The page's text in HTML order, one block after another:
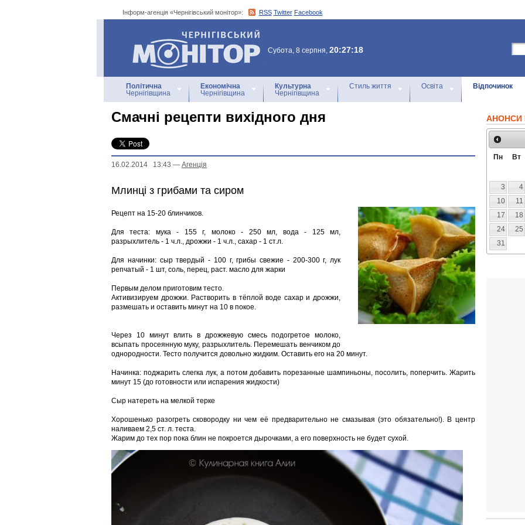
Інформ-агенція «Чернігівський монітор»: RSS Twitter Facebook
Інформ-агенція
«Чернігівський монітор»
Субота, 8 серпня, 20:27:18
Політична
Чернігівщина
Економічна
Чернігівщина
Культурна
Чернігівщина
Стиль життя Освіта Відпочинок
Смачні рецепти вихідного дня
16.02.2014 13:43 — Агенцiя
Млинці з грибами та сиром
Рецепт на 15-20 блинчиков.
Для теста: мука - 155 г, молоко - 250 мл, вода - 125 мл,
разрыхлитель - 1 ч.л., дрожжи - 1 ч.л., сахар - 1 ст.л.
Для начинки: сыр твердый - 100 г, грибы свежие - 200-300 г, лук
репчатый - 1 шт, соль, перец, раст. масло для жарки
Первым делом приготовим тесто.
Активизируем дрожжи. Растворить в тёплой воде сахар и дрожжи,
размешать и оставить минут на 10 в покое.
Через 10 минут влить в дрожжевую смесь подогретое молоко,
всыпать просеянную муку, разрыхлитель. Перемешать венчиком до
однородности. Тесто получится довольно жидким. Оставить его на 20 минут.
Начинка: поджарить слегка лук, а потом добавить порезанные шампиньоны, посолить, поперчить. Жарить
минут 15 (до готовности или испарения жидкости)
Сыр натереть на мелкой терке
Хорошенько разогреть сковородку ни чем её предварительно не смазывая (это обязательно!). В центр
наливаем 2,5 ст. л. теста.
Жарим до тех пор пока блин не покроется дырочками, а его поверхность не будет сухой.
АНОНСИ
Пн Вт
3
4
10
11
17
18
24
25
31